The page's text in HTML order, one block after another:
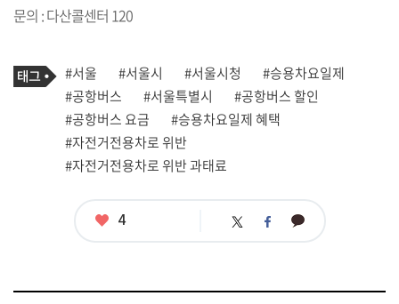
문의 : 다산콜센터 120
기
사
관
련
태
그
태
그
#서울 #서울시 #서울시청
#승용차요일제
#공항버스
#서울특별시
#공항버스 할인
#공항버스 요금
#승용차요일제 혜택
#자전거전용차로 위반
#자전거전용차로 위반 과태료
좋
4 트 페 카